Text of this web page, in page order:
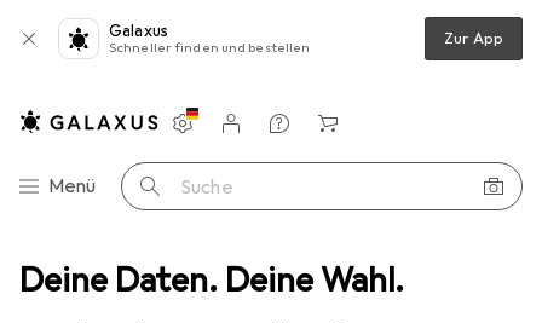
Deine Daten. Deine Wahl.
Galaxus
Schneller finden und bestellen Zur App
Navigation nach Kategorien
Menü Suche
Einstellungen
Kundenkonto
Vergleichslisten
Merklisten
Warenkorb
Büromöbel Eckschreibtisch Lona Tiefe 50 cm X Silber